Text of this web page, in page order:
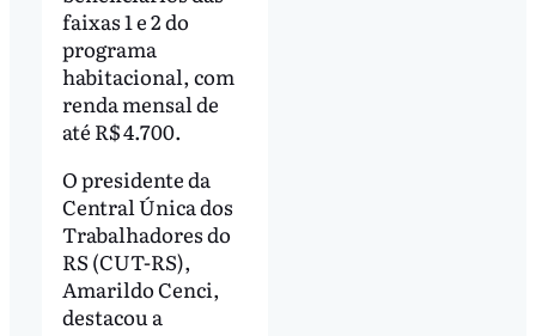
faixas 1 e 2 do
programa
habitacional, com
renda mensal de
até R$ 4.700.
O presidente da
Central Única dos
Trabalhadores do
RS (CUT-RS),
Amarildo Cenci,
destacou a